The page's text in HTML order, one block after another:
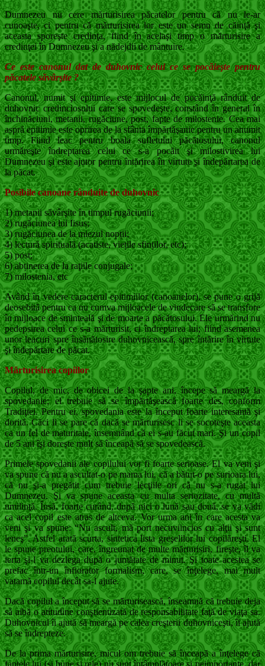
Dumnezeu nu cere mărturisirea păcatelor pentru că nu le-ar
cunoaşte, ci pentru că mărturisirea lor este un semn de căinţă şi
aceasta sporeşte credinţa, fiind în acelaşi timp o mărturisire a
credinţei în Dumnezeu şi a nădejdii de mântuire.
Ce este canonul dat de duhovnic celui ce se pocăieşte pentru
păcatele săvârşite ?
Canonul, numit şi epitimie, este mijlocul de pocăinţă rânduit de
duhovnic credinciosului care se spovedeşte, constând în general în
închinăciuni, metanii, rugăciune, post, fapte de milostenie. Cea mai
aspră epitimie este oprirea de la sfânta împărtăşanie pentru un anumit
timp. Fiind leac pentru boala sufletului păcătosului, canonul
urmăreşte îndreptarea celui ce s-a pocăit şi milostivirea lui
Dumnezeu şi este ajutor pentru întărirea în virtute şi îndepărtarea de
la păcat.
Posibile canoane rânduite de duhovnic
1) metanii săvârşite în timpul rugăciunii;
2) rugăciunea lui Iisus;
3) rugăciunea de la miezul nopții;
4) lectură spirituală (acatiste, viețile sfinților, etc);
5) post;
6) abținerea de la raţiile conjugale;
7) milostenia, etc
Având în vedere caracterul epitimiilor (canoanelor), se pune o grijă
deosebită pentru ca nu cumva mijloacele de vindecare să se transfore
în mijloace de sminteală şi de moarte a păcătosului. Ele urmărind nu
pedepsirea celui ce s-a mărturisit, ci îndreptarea lui; fiind asemenea
unor leacuri spre însănătosire duhovnicească, spre întărire în virtute
şi îndepărtare de păcat.
Mărturisirea copiilor
Copilul, de mic, de obicei de la şapte ani, începe să meargă la
spovedanie; el trebuie să se împărtăşească foarte des, conform
Tradiţiei. Pentru ei, spovedania este la început foarte interesantă şi
dorită. Căci li se pare că dacă se mărturisesc li se socoteşte aceasta
ca un fel de maturitate, însemnând că ei s-au făcut mari. Şi un copil
de 5 ani îşi doreşte mult să înceapă să se spovedească.
Primele spovedanii ale copilului vor fi foarte serioase. El va veni şi
va spune că nu a ascultat-o pe mama lui, că a bătut-o pe surioara lui,
că nu şi-a pregătit cum trebuie lecţiile ori că nu s-a rugat lui
Dumnezeu. Şi va spune aceasta cu multa seriozitate, cu multă
umilinţă. Însă, foarte curând, după nici o lună sau două, se va vădi
ca acel copil este atras de altceva. Vor urma ani în care acesta va
veni şi va spune: “Nu ascult, mă port necuviincios cu alţii şi sunt
leneş”. Astfel arată scurta, sintetica lista greşelilor lui copilăreşti. El
le spune preotului, care, îngreunat de multe mărturisiri, fireşte, îl va
ierta şi-l va dezlega după o jumătate de minut. Şi toate acestea se
prefac într-un înfiorator formalism, care, se înţelege, mai mult
vatamă copilul decât sa-l ajute.
Dacă copilul a început să se mărturisească, înseamnă că trebuie deja
să aibă o atitudine conştientizată de responsabilitate faţă de viaţa sa.
Duhovnicul îi ajută să meargă pe calea creşterii duhovniceşti, îi ajută
să se îndrepteze.
De la prima mărturisire, micul om trebuie să înceapă a înţelege că
faptele lui (şi bune şi rele) nu sunt întâmplătoare şi neimportante, dar